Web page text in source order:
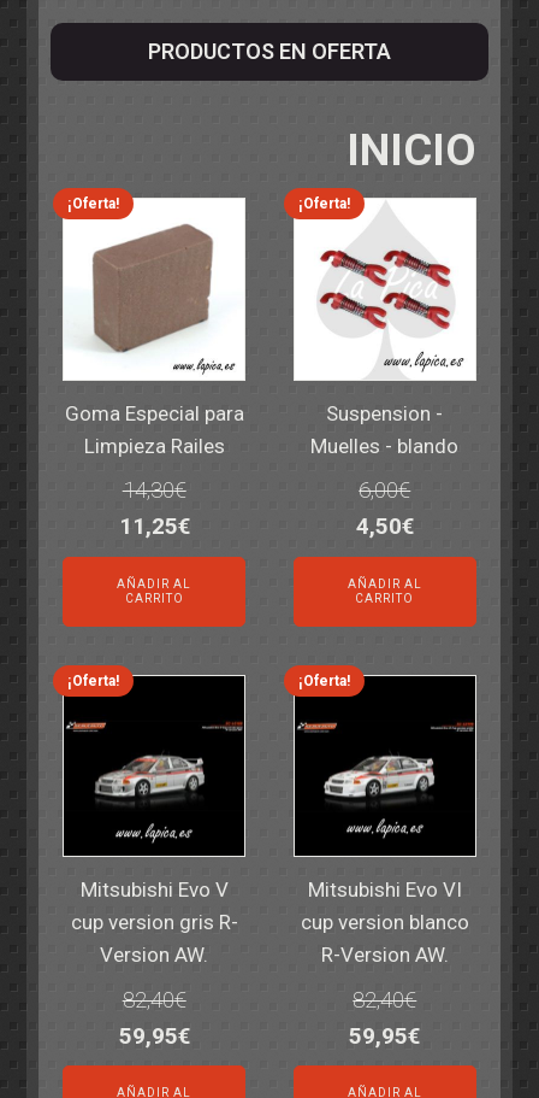
PRODUCTOS EN OFERTA
INICIO
¡Oferta!
Goma Especial para
Limpieza Railes
14,30€
El
precio
original
era:
14,30€.
11,25€El
precio
actual
es:
11,25€.
AÑADIR AL
CARRITO
¡Oferta!
Suspension -
Muelles - blando
6,00€
El
precio
original
era:
6,00€.
4,50€El
precio
actual
es:
4,50€.
AÑADIR AL
CARRITO
¡Oferta!
Mitsubishi Evo V
cup version gris R-
Version AW.
82,40€
El
precio
59,95€El
precio
AÑADIR AL
¡Oferta!
Mitsubishi Evo VI
cup version blanco
R-Version AW.
82,40€
El
precio
59,95€El
precio
AÑADIR AL